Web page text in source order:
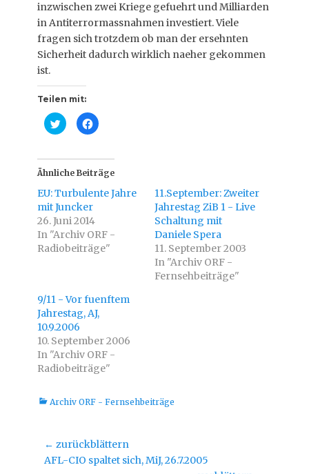
inzwischen zwei Kriege gefuehrt und Milliarden
in Antiterrormassnahmen investiert. Viele
fragen sich trotzdem ob man der ersehnten
Sicherheit dadurch wirklich naeher gekommen
ist.
Teilen mit:
K
l
,
u
m
b
e
r
T
i
t
t
e
i
l
e
n
(
W
i
r
n
F
n
K
l
,
u
m
u
a
c
e
b
o
t
e
i
l
n
(
W
i
r
d
n
F
n
s
Ähnliche Beiträge
EU: Turbulente Jahre
mit Juncker
26. Juni 2014
In "Archiv ORF -
Radiobeiträge"
11.September: Zweiter
Jahrestag ZiB 1 - Live
Schaltung mit
Daniele Spera
11. September 2003
In "Archiv ORF -
Fernsehbeiträge"
9/11 - Vor fuenftem
Jahrestag, AJ,
10.9.2006
10. September 2006
In "Archiv ORF -
Radiobeiträge"
Kategorien
Archiv ORF - Fernsehbeiträge
Beitragsnavigation
← zurückblättern
Vorheriger
AFL-CIO spaltet sich, MiJ, 26.7.2005